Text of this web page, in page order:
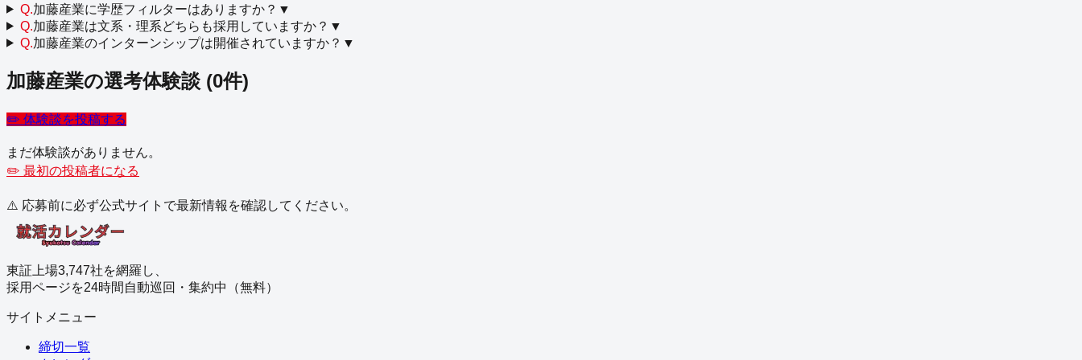
Q.加藤産業に学歴フィルターはありますか？ ▼
Q.加藤産業は文系・理系どちらも採用していますか？ ▼
Q.加藤産業のインターンシップは開催されていますか？ ▼
加藤産業の選考体験談 (0件)
✏️ 体験談を投稿する
まだ体験談がありません。
✏️ 最初の投稿者になる
⚠️ 応募前に必ず公式サイトで最新情報を確認してください。
東証上場3,747社を網羅し、
採用ページを24時間自動巡回・集約中（無料）
サイトメニュー
締切一覧